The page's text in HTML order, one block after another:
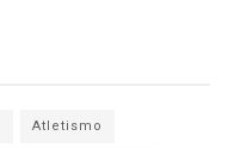
Atletismo